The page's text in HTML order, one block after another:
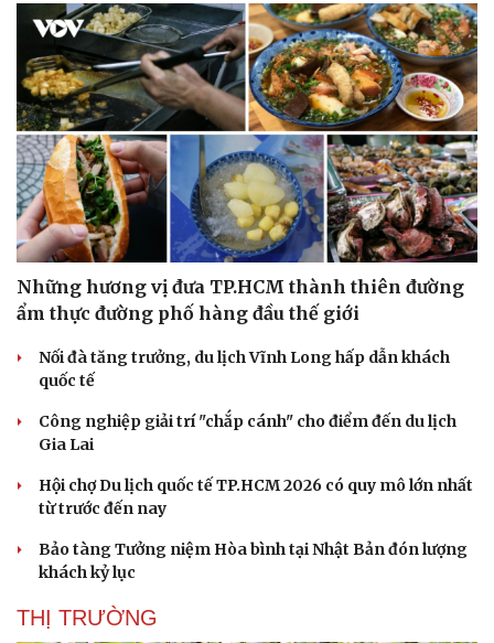
Văn học
Âm nhạc
Di sản
Thời trang
Sao Việt
Những hương vị đưa TP.HCM thành thiên đường
ẩm thực đường phố hàng đầu thế giới
Nối đà tăng trưởng, du lịch Vĩnh Long hấp dẫn khách
quốc tế
Công nghiệp giải trí "chắp cánh" cho điểm đến du lịch
Gia Lai
Hội chợ Du lịch quốc tế TP.HCM 2026 có quy mô lớn nhất
từ trước đến nay
Bảo tàng Tưởng niệm Hòa bình tại Nhật Bản đón lượng
khách kỷ lục
THỊ TRƯỜNG